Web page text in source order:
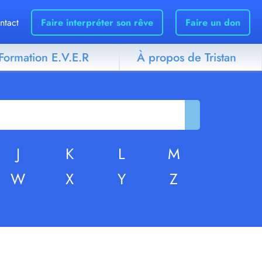
Faire interpréter son rêve Faire un don
E.V.E.R À propos de Tristan
J K L
M
W X Y Z